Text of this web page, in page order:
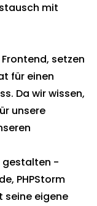
mit
setzen
für einen
Da wir wissen,
unsere
gestalten -
PHPStorm
seine eigene